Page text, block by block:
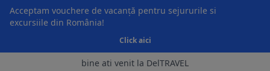
Acceptam vouchere de vacanță pentru sejururile si
excursiile din România!
Click aici
bine ati venit la DelTRAVEL